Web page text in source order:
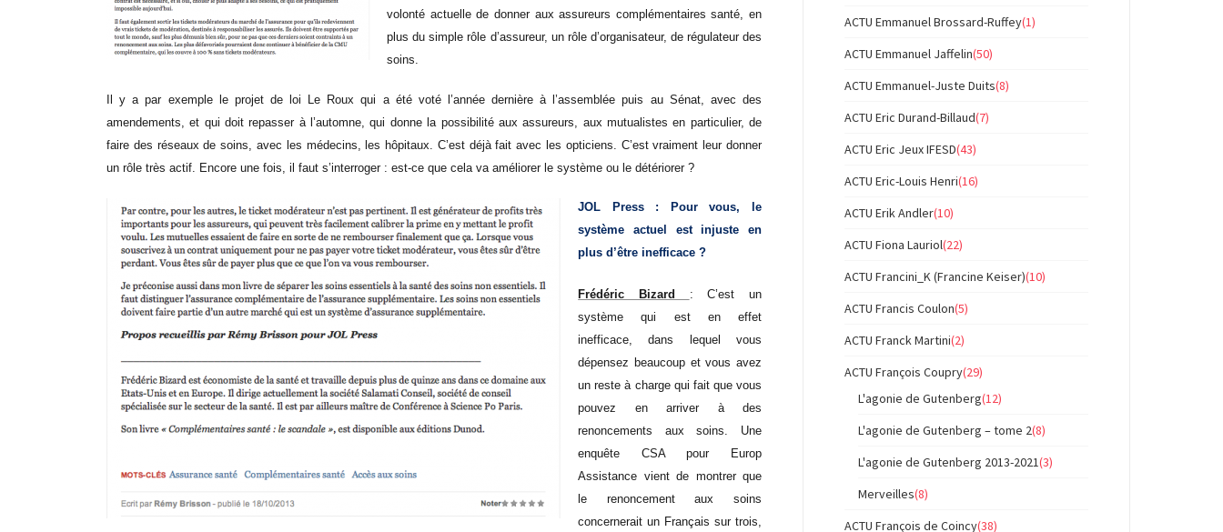
volonté actuelle de donner aux assureurs complémentaires santé, en
plus du simple rôle d’assureur, un rôle d’organisateur, de régulateur des
soins.
Il y a par exemple le projet de loi Le Roux qui a été voté l’année dernière à l’assemblée puis au Sénat, avec des
amendements, et qui doit repasser à l’automne, qui donne la possibilité aux assureurs, aux mutualistes en particulier, de
faire des réseaux de soins, avec les médecins, les hôpitaux. C’est déjà fait avec les opticiens. C’est vraiment leur donner
un rôle très actif. Encore une fois, il faut s’interroger : est-ce que cela va améliorer le système ou le détériorer ?
JOL Press : Pour vous, le
système actuel est injuste en
plus d’être inefficace ?
Frédéric Bizard : C’est un
système qui est en effet
inefficace, dans lequel vous
dépensez beaucoup et vous avez
un reste à charge qui fait que vous
pouvez en arriver à des
renoncements aux soins. Une
enquête CSA pour Europ
Assistance vient de montrer que
le renoncement aux soins
concernerait un Français sur trois,
ACTU Emmanuel Brossard-Ruffey(1)
ACTU Emmanuel Jaffelin(50)
ACTU Emmanuel-Juste Duits(8)
ACTU Eric Durand-Billaud(7)
ACTU Eric Jeux IFESD(43)
ACTU Eric-Louis Henri(16)
ACTU Erik Andler(10)
ACTU Fiona Lauriol(22)
ACTU Francini_K (Francine Keiser)(10)
ACTU Francis Coulon(5)
ACTU Franck Martini(2)
ACTU François Coupry(29)
L'agonie de Gutenberg(12)
L'agonie de Gutenberg – tome 2(8)
L'agonie de Gutenberg 2013-2021(3)
Merveilles(8)
ACTU François de Coincy(38)